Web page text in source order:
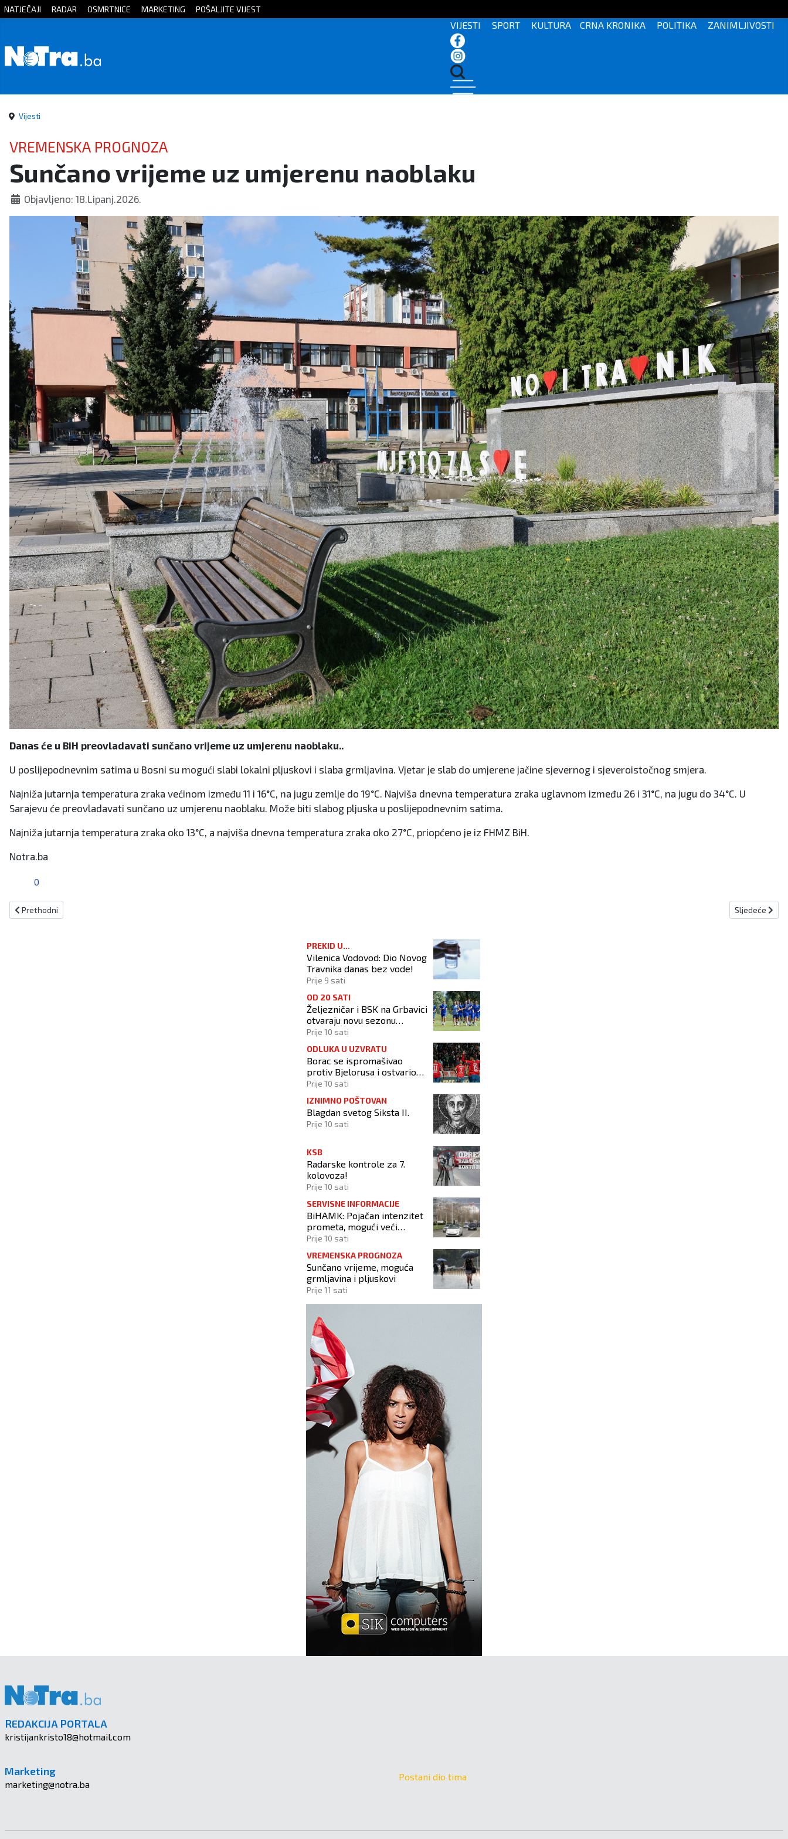
Početna
Sport
Kultura
Crna
kronika
Zanimljivosti
NATJEČAJI RADAR OSMRTNICE MARKETING POŠALJITE VIJEST
VIJESTI SPORT KULTURA CRNA KRONIKA POLITIKA ZANIMLJIVOSTI
Vijesti
VREMENSKA PROGNOZA
Sunčano vrijeme uz umjerenu naoblaku
Objavljeno: 18.Lipanj.2026.
Danas će u BiH preovladavati sunčano vrijeme uz umjerenu naoblaku..
U poslijepodnevnim satima u Bosni su mogući slabi lokalni pljuskovi i slaba grmljavina. Vjetar je slab do umjerene jačine sjevernog i sjeveroistočnog smjera.
Najniža jutarnja temperatura zraka većinom između 11 i 16°C, na jugu zemlje do 19°C. Najviša dnevna temperatura zraka uglavnom između 26 i 31°C, na jugu do 34°C. U
Sarajevu će preovladavati sunčano uz umjerenu naoblaku. Može biti slabog pljuska u poslijepodnevnim satima.
Najniža jutarnja temperatura zraka oko 13°C, a najviša dnevna temperatura zraka oko 27°C, priopćeno je iz FHMZ BiH.
Notra.ba
0
Prethodni članak: BiHAMK: Radovi na brojnim dionicama, vozači oprez!
Prethodni Sljedeći
Sljedeće
PREKID U
VODOSNABDIJEVANJU
Vilenica Vodovod: Dio Novog
Travnika danas bez vode!
Prije 9 sati
OD 20 SATI
Željezničar i BSK na Grbavici
otvaraju novu sezonu
nogometnog prvenstva BiH
Prije 10 sati
ODLUKA U UZVRATU
Borac se ispromašivao
protiv Bjelorusa i ostvario
minimalno slavlje
Prije 10 sati
IZNIMNO POŠTOVAN
Blagdan svetog Siksta II.
Prije 10 sati
KSB
Radarske kontrole za 7.
kolovoza!
Prije 10 sati
SERVISNE INFORMACIJE
BiHAMK: Pojačan intenzitet
prometa, mogući veći
zastoji!
Prije 10 sati
VREMENSKA PROGNOZA
Sunčano vrijeme, moguća
grmljavina i pljuskovi
Prije 11 sati
REDAKCIJA PORTALA
kristijankristo18@hotmail.com
Marketing
marketing@notra.ba
Postani dio tima